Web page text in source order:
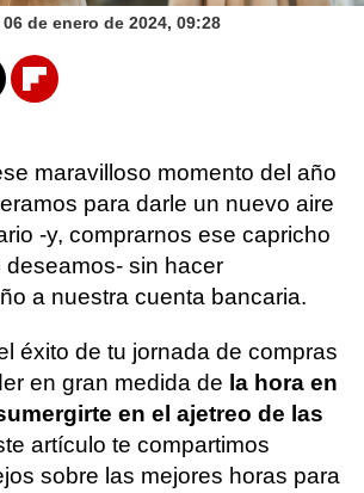
06 de enero de 2024, 09:28
Flipboard
maravilloso momento del año
para darle un nuevo aire
-y, comprarnos ese capricho
deseamos- sin hacer
a nuestra cuenta bancaria.
éxito de tu jornada de compras
en gran medida de la hora en
en el ajetreo de las
artículo te compartimos
sobre las mejores horas para